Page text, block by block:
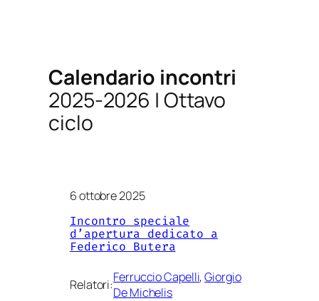
Calendario incontri
2025-2026 | Ottavo
ciclo
6 ottobre 2025
Incontro speciale
d’apertura dedicato a
Federico Butera
Relatori:Ferruccio Capelli, Giorgio
De Michelis